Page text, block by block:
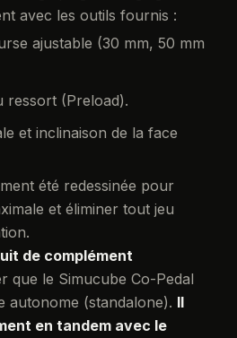
avec les outils fournis :
ajustable (30 mm, 50 mm
ressort (Preload).
et inclinaison de la face
été redessinée pour
et éliminer tout jeu
de complément
que le Simucube Co-Pedal
autonome (standalone). Il
en tandem avec le